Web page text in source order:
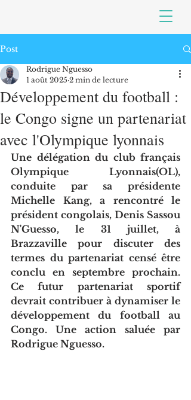
Post
Développement du football :
le Congo signe un partenariat
avec l'Olympique lyonnais
Rodrigue Nguesso
1 août 2025 2 min de lecture
Une délégation du club français
Olympique Lyonnais(OL),
conduite par sa présidente
Michelle Kang, a rencontré le
président congolais, Denis Sassou
N'Guesso, le 31 juillet, à
Brazzaville pour discuter des
termes du partenariat censé être
conclu en septembre prochain.
Ce futur partenariat sportif
devrait contribuer à dynamiser le
développement du football au
Congo. Une action saluée par
Rodrigue Nguesso.